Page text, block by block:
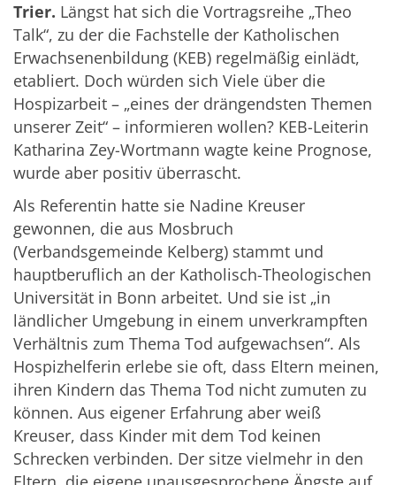
Trier. Längst hat sich die Vortragsreihe „Theo
Talk“, zu der die Fachstelle der Katholischen
Erwachsenenbildung (KEB) regelmäßig einlädt,
etabliert. Doch würden sich Viele über die
Hospizarbeit – „eines der drängendsten Themen
unserer Zeit“ – informieren wollen? KEB-Leiterin
Katharina Zey-Wortmann wagte keine Prognose,
wurde aber positiv überrascht.
Als Referentin hatte sie Nadine Kreuser
gewonnen, die aus Mosbruch
(Verbandsgemeinde Kelberg) stammt und
hauptberuflich an der Katholisch-Theologischen
Universität in Bonn arbeitet. Und sie ist „in
ländlicher Umgebung in einem unverkrampften
Verhältnis zum Thema Tod aufgewachsen“. Als
Hospizhelferin erlebe sie oft, dass Eltern meinen,
ihren Kindern das Thema Tod nicht zumuten zu
können. Aus eigener Erfahrung aber weiß
Kreuser, dass Kinder mit dem Tod keinen
Schrecken verbinden. Der sitze vielmehr in den